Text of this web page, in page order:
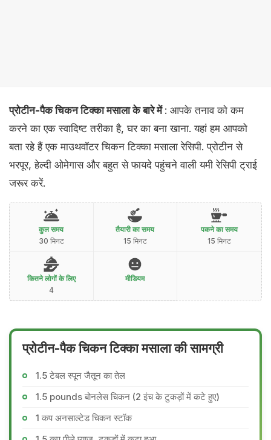
प्रोटीन-पैक चिकन टिक्का मसाला के बारे में : आपके तनाव को कम
करने का एक स्वादिष्ट तरीका है, घर का बना खाना. यहां हम आपको
बता रहे हैं एक माउथवॉटर चिकन टिक्का मसाला रेसिपी. प्रोटीन से
भरपूर, हेल्दी ओमेगास और बहुत से फायदे पहुंचने वाली यमी रेसि‍पी ट्राई
जरूर करें.
कुल समय
30 मिनट
तैयारी का समय
15 मिनट
पकने का समय
15 मिनट
कितने लोगों के लिए
4
मीडियम
प्रोटीन-पैक चिकन टिक्का मसाला की सामग्री
1.5 टेबल स्पून जैतून का तेल
1.5 pounds बोनलेस चिकन (2 इंच के टुकड़ों में कटे हुए)
1 कप अनसाल्टेड चिकन स्टॉक